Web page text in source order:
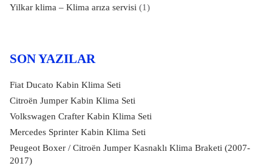
Yilkar klima – Klima arıza servisi (1)
SON YAZILAR
Fiat Ducato Kabin Klima Seti
Citroën Jumper Kabin Klima Seti
Volkswagen Crafter Kabin Klima Seti
Mercedes Sprinter Kabin Klima Seti
Peugeot Boxer / Citroën Jumper Kasnaklı Klima Braketi (2007-
2017)